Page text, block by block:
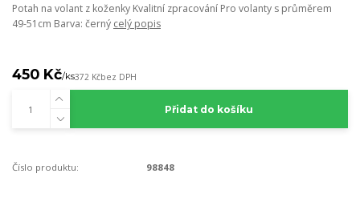
Potah na volant z koženky Kvalitní zpracování Pro volanty s průměrem
49-51cm Barva: černý celý popis
450 Kč/ks372 Kčbez DPH
Přidat do košíku
Číslo produktu: 98848